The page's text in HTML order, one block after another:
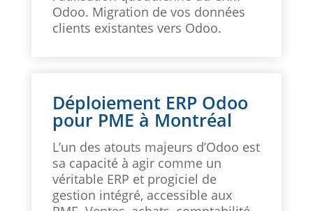
Odoo. Migration de vos données
clients existantes vers Odoo.
Déploiement ERP Odoo
pour PME à Montréal
L’un des atouts majeurs d’Odoo est
sa capacité à agir comme un
véritable ERP et progiciel de
gestion intégré, accessible aux